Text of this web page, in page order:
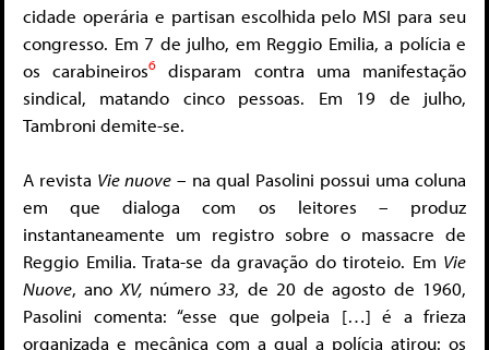
cidade operária e partisan escolhida pelo MSI para seu
congresso. Em 7 de julho, em Reggio Emilia, a polícia e
os carabineiros6
disparam contra uma manifestação
sindical, matando cinco pessoas. Em 19 de julho,
Tambroni demite-se.
A revista Vie nuove – na qual Pasolini possui uma coluna
em que dialoga com os leitores – produz
instantaneamente um registro sobre o massacre de
Reggio Emilia. Trata-se da gravação do tiroteio. Em Vie
Nuove, ano XV, número33, de 20 de agosto de 1960,
Pasolini comenta: “esse que golpeia […] é a frieza
organizada e mecânica com a qual a polícia atirou: os